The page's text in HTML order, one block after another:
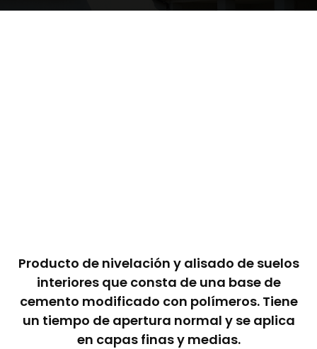
Producto de nivelación y alisado de suelos
interiores que consta de una base de
cemento modificado con polímeros. Tiene
un tiempo de apertura normal y se aplica
en capas finas y medias.